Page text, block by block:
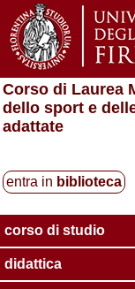
Corso di Laurea
dello sport e
adattate
entra in biblioteca
corso di studio
didattica